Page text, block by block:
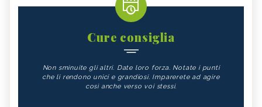
Cure consiglia
Non sminuite gli altri. Date loro forza. Notate i punti
che li rendono unici e grandiosi. Imparerete ad agire
così anche verso voi stessi.